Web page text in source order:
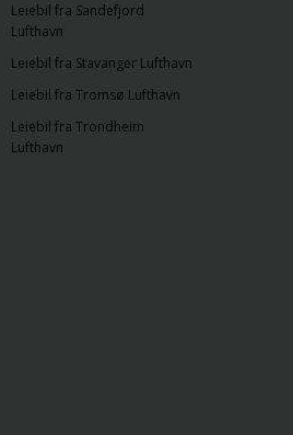
Leiebil fra Sandefjord
Lufthavn
Leiebil fra Stavanger Lufthavn
Leiebil fra Tromsø Lufthavn
Leiebil fra Trondheim
Lufthavn